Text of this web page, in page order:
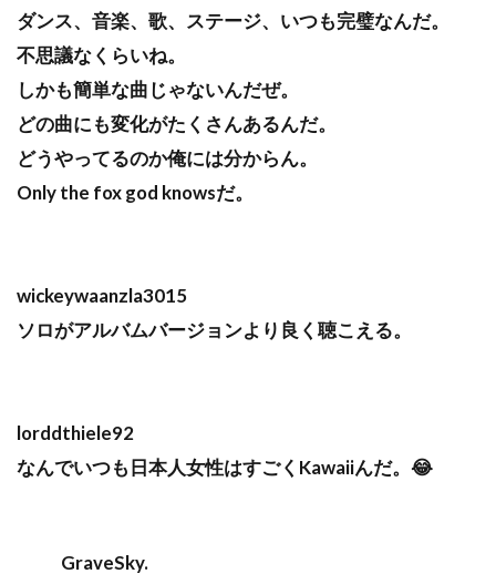
ダンス、音楽、歌、ステージ、いつも完璧なんだ。
不思議なくらいね。
しかも簡単な曲じゃないんだぜ。
どの曲にも変化がたくさんあるんだ。
どうやってるのか俺には分からん。
Only the fox god knowsだ。
wickeywaanzla3015
ソロがアルバムバージョンより良く聴こえる。
lorddthiele92
なんでいつも日本人女性はすごくKawaiiんだ。😂
GraveSky.